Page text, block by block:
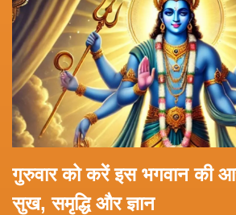
गुरुवार को करें इस भगवान की
सुख, समृद्धि और ज्ञान